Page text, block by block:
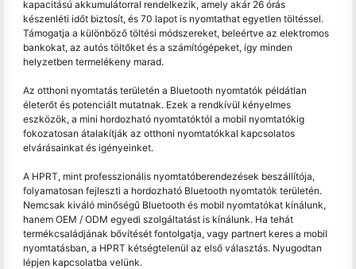
kapacitású akkumulátorral rendelkezik, amely akár 26 órás
készenléti időt biztosít, és 70 lapot is nyomtathat egyetlen töltéssel.
Támogatja a különböző töltési módszereket, beleértve az elektromos
bankokat, az autós töltőket és a számítógépeket, így minden
helyzetben termelékeny marad.
Az otthoni nyomtatás területén a Bluetooth nyomtatók példátlan
életerőt és potenciált mutatnak. Ezek a rendkívül kényelmes
eszközök, a mini hordozható nyomtatóktól a mobil nyomtatókig
fokozatosan átalakítják az otthoni nyomtatókkal kapcsolatos
elvárásainkat és igényeinket.
A HPRT, mint professzionális nyomtatóberendezések beszállítója,
folyamatosan fejleszti a hordozható Bluetooth nyomtatók területén.
Nemcsak kiváló minőségű Bluetooth és mobil nyomtatókat kínálunk,
hanem OEM / ODM egyedi szolgáltatást is kínálunk. Ha tehát
termékcsaládjának bővítését fontolgatja, vagy partnert keres a mobil
nyomtatásban, a HPRT kétségtelenül az első választás. Nyugodtan
lépjen kapcsolatba velünk.